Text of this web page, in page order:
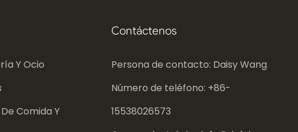
Y Ocio
Comida Y
Contáctenos
Persona de contacto: Daisy Wang
Número de teléfono: +86-
15538026573